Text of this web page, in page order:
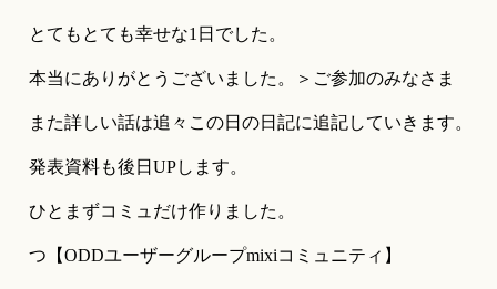
とてもとても幸せな1日でした。
本当にありがとうございました。＞ご参加のみなさま
また詳しい話は追々この日の日記に追記していきます。
発表資料も後日UPします。
ひとまずコミュだけ作りました。
つ【ODDユーザーグループmixiコミュニティ】